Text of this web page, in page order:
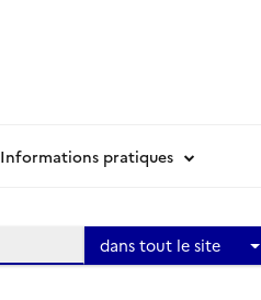
Informations pratiques
dans tout le site